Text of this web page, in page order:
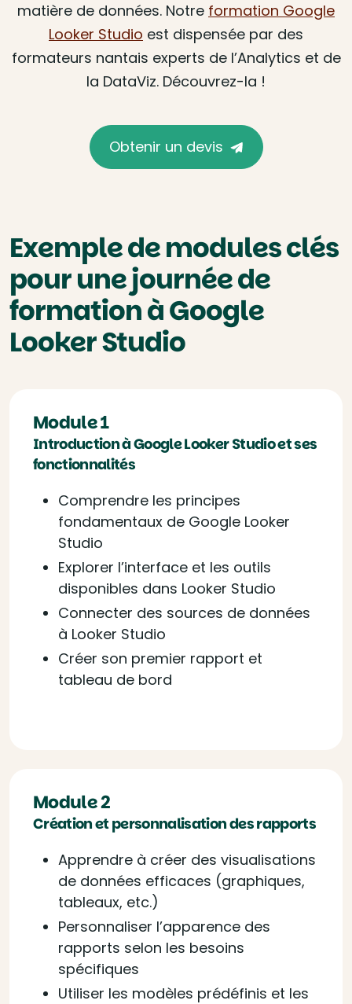
matière de données. Notre formation Google
Looker Studio est dispensée par des
formateurs nantais experts de l’Analytics et de
la DataViz. Découvrez-la !
Obtenir un devis
Exemple de modules clés
pour une journée de
formation à Google
Looker Studio
Module 1
Introduction à Google Looker Studio et ses
fonctionnalités
Comprendre les principes
fondamentaux de Google Looker
Studio
Explorer l’interface et les outils
disponibles dans Looker Studio
Connecter des sources de données
à Looker Studio
Créer son premier rapport et
tableau de bord
Module 2
Création et personnalisation des rapports
Apprendre à créer des visualisations
de données efficaces (graphiques,
tableaux, etc.)
Personnaliser l’apparence des
rapports selon les besoins
spécifiques
Utiliser les modèles prédéfinis et les